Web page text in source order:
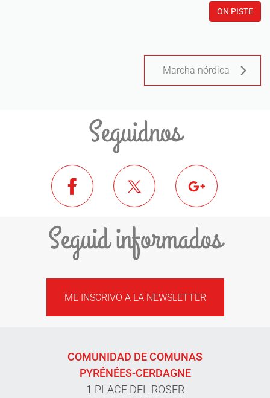
ON PISTE
Marcha nórdica
Seguidnos
Seguid informados
ME INSCRIVO A LA NEWSLETTER
COMUNIDAD DE COMUNAS
PYRÉNÉES-CERDAGNE
1 PLACE DEL ROSER